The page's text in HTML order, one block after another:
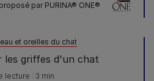
par PURINA® ONE®
et oreilles du chat
les griffes d'un chat
lecture : 3 min